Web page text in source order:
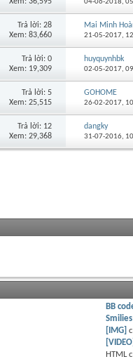
Trả lời: 28
Xem: 83,660
Mai Minh
21-05-2017,
Trả lời: 0
Xem: 19,309
huyquynhbk
02-05-2017,
Trả lời: 5
Xem: 25,515
GOHOME
26-02-2017,
Trả lời: 12
Xem: 29,368
dangky
31-07-2016,
BB
Smilies
[IMG]
[VIDEO]
HTML